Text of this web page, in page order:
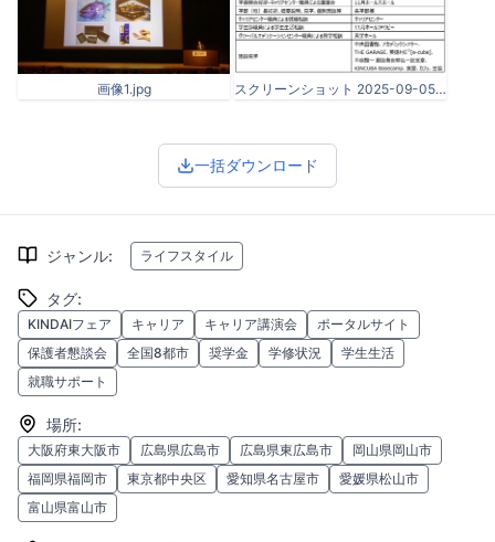
画像1.jpg スクリーンショット 2025-09-05 091851.png
一括ダウンロード
ジャンル: ライフスタイル
タグ:
KINDAIフェア キャリア キャリア講演会
ポータルサイト
保護者懇談会
全国8都市 奨学金 学修状況
学生生活
就職サポート
場所:
大阪府東大阪市 広島県広島市 広島県東広島市
岡山県岡山市
福岡県福岡市
東京都中央区 愛知県名古屋市
愛媛県松山市
富山県富山市